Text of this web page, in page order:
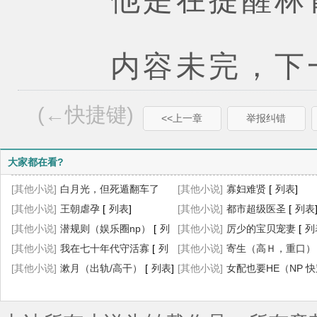
内容未完，下
(←快捷键) <<上一章 举报纠错
大家都在看?
[其他小说] 白月光，但死遁翻车了
（NPH）[ 列表]
[其他小说] 寡妇难贤 [ 列表]
[其他小说] 王朝虐孕 [ 列表] [其他小说] 都市超级医圣 [ 列表]
[其他小说] 潜规则（娱乐圈np） [ 列
表]
[其他小说] 厉少的宝贝宠妻 [ 列
[其他小说] 我在七十年代守活寡 [ 列
表]
[其他小说] 寄生（高Ｈ，重口）
表]
[其他小说] 漱月（出轨/高干） [ 列表] [其他小说] 女配也要HE（NP